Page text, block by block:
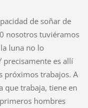
de soñar de
nosotros tuviéramos
luna no lo
precisamente es allí
próximos trabajos. A
que trabaja, tiene en
hombres